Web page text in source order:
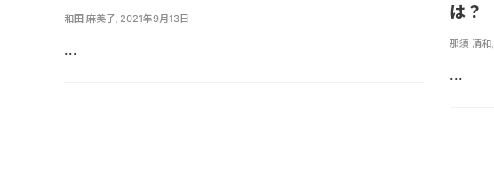
和田 麻美子 2021年9月13日
...
は？
那須 清和,
...